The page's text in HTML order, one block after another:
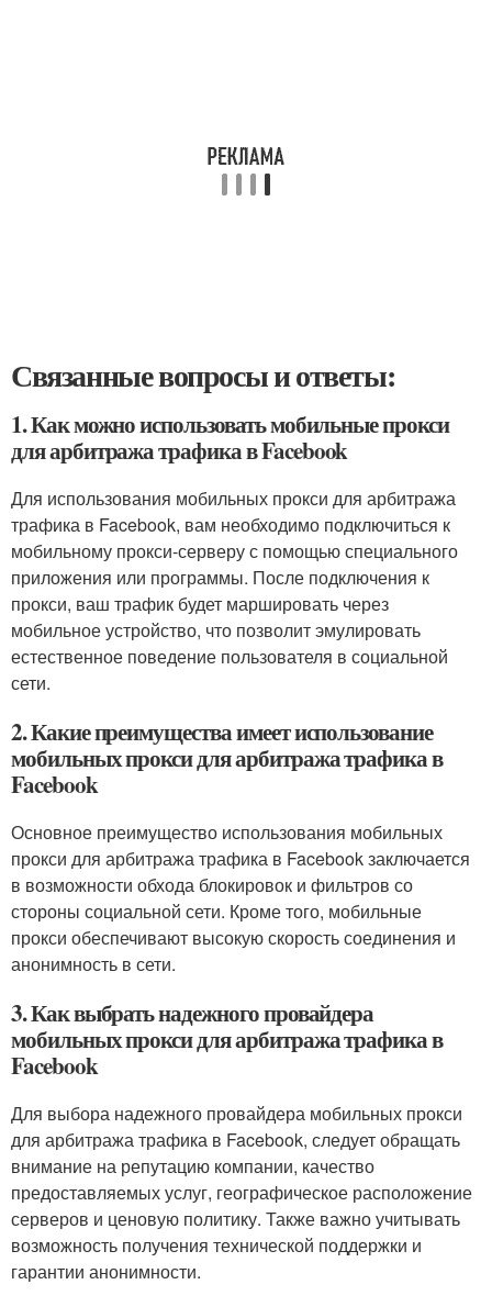
Связанные вопросы и ответы:
1. Как можно использовать мобильные прокси
для арбитража трафика в Facebook
Для использования мобильных прокси для арбитража
трафика в Facebook, вам необходимо подключиться к
мобильному прокси-серверу с помощью специального
приложения или программы. После подключения к
прокси, ваш трафик будет маршировать через
мобильное устройство, что позволит эмулировать
естественное поведение пользователя в социальной
сети.
2. Какие преимущества имеет использование
мобильных прокси для арбитража трафика в
Facebook
Основное преимущество использования мобильных
прокси для арбитража трафика в Facebook заключается
в возможности обхода блокировок и фильтров со
стороны социальной сети. Кроме того, мобильные
прокси обеспечивают высокую скорость соединения и
анонимность в сети.
3. Как выбрать надежного провайдера
мобильных прокси для арбитража трафика в
Facebook
Для выбора надежного провайдера мобильных прокси
для арбитража трафика в Facebook, следует обращать
внимание на репутацию компании, качество
предоставляемых услуг, географическое расположение
серверов и ценовую политику. Также важно учитывать
возможность получения технической поддержки и
гарантии анонимности.